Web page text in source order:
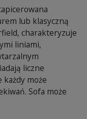
lub klasyczną
charakteryzuje
liniami,
liczne
każdy może
Sofa może